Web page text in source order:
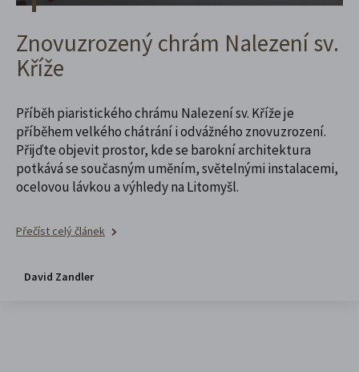
Znovuzrozený chrám Nalezení sv.
Kříže
Příběh piaristického chrámu Nalezení sv. Kříže je
příběhem velkého chátrání i odvážného znovuzrození.
Přijďte objevit prostor, kde se barokní architektura
potkává se současným uměním, světelnými instalacemi,
ocelovou lávkou a výhledy na Litomyšl.
Přečíst celý článek
David Zandler